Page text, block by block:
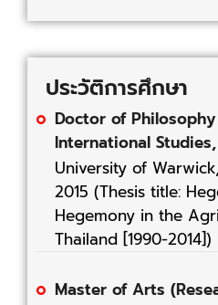
ประวัติการศึกษา
Doctor of
International Studies,
University of
2015 (Thesis title:
Hegemony in the
Thailand [1990-2014])
Master of Arts